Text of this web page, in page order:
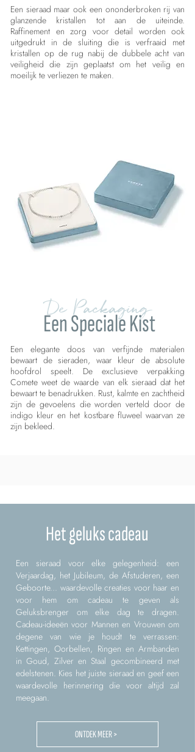
Een sieraad maar ook een ononderbroken rij van
glanzende kristallen tot aan de uiteinde.
Raffinement en zorg voor detail worden ook
uitgedrukt in de sluiting die is verfraaid met
kristallen op de rug nabij de dubbele acht van
veiligheid die zijn geplaatst om het veilig en
moeilijk te verliezen te maken.
De Packaging
Een Speciale Kist
Een elegante doos van verfijnde materialen
bewaart de sieraden, waar kleur de absolute
hoofdrol speelt. De exclusieve verpakking
Comete weet de waarde van elk sieraad dat het
bewaart te benadrukken. Rust, kalmte en zachtheid
zijn de gevoelens die worden verteld door de
indigo kleur en het kostbare fluweel waarvan ze
zijn bekleed.
Het geluks cadeau
Een sieraad voor elke gelegenheid: een
Verjaardag, het Jubileum, de Afstuderen, een
Geboorte... waardevolle creaties voor haar en
voor hem om cadeau te geven als
Geluksbrenger om elke dag te dragen.
Cadeau-ideeën voor Mannen en Vrouwen om
degene van wie je houdt te verrassen:
Kettingen, Oorbellen, Ringen en Armbanden
in Goud, Zilver en Staal gecombineerd met
edelstenen. Kies het juiste sieraad en geef een
waardevolle herinnering die voor altijd zal
meegaan.
ONTDEK MEER >